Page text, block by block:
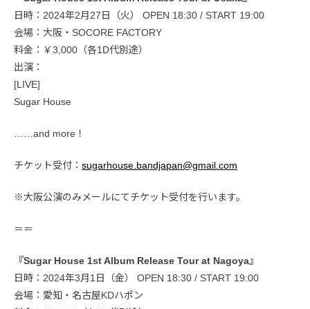
日時：2024年2月27日（火） OPEN 18:30 / START 19:00
会場：大阪・SOCORE FACTORY
料金：￥3,000（各1D代別途）
出演：
[LIVE]
Sugar House
……and more！
チケット受付： sugarhouse.bandjapan@gmail.com
※大阪公演のみメールにてチケット受付を行います。
＝＝
『Sugar House 1st Album Release Tour at Nagoya』
日時：2024年3月1日（金） OPEN 18:30 / START 19:00
会場：愛知・名古屋KDハポン